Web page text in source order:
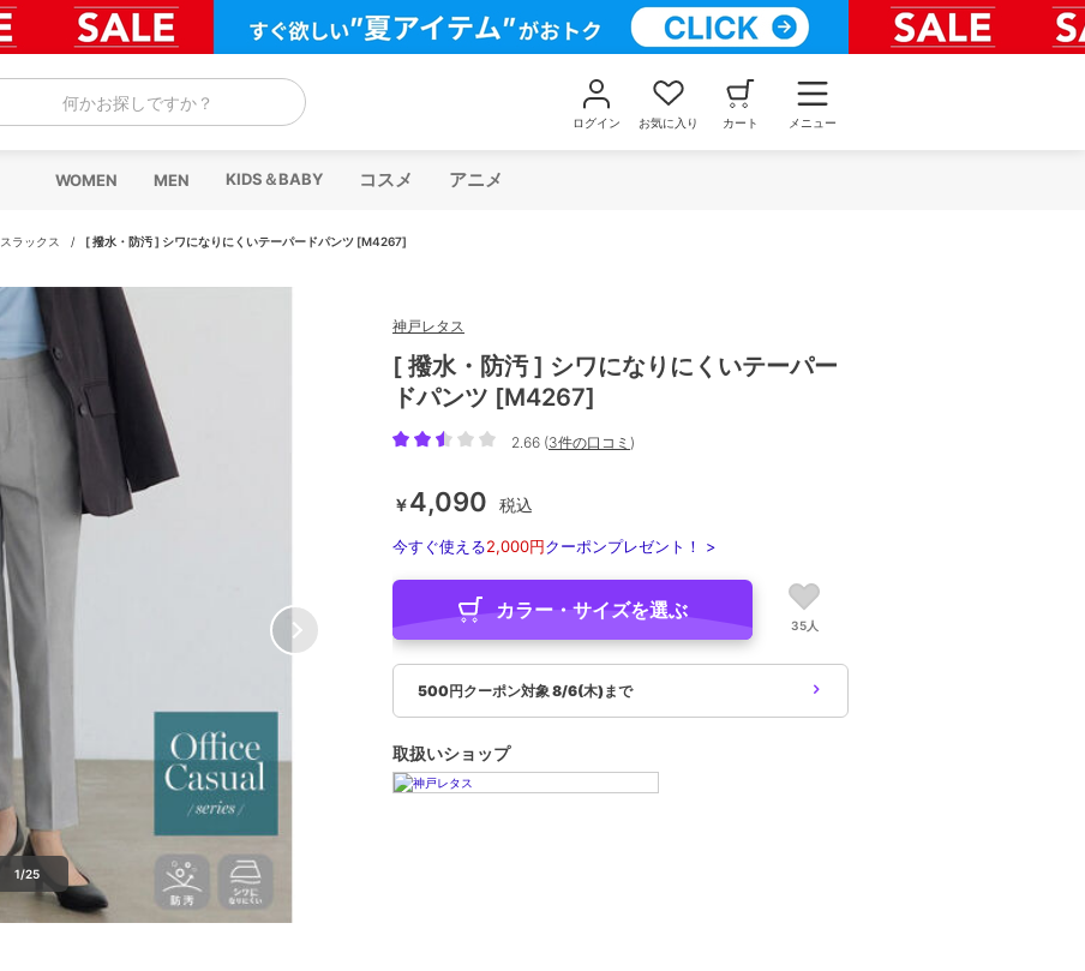
何かお探しですか？
ログイン お気に入り カート メニュー
WOMEN MEN KIDS＆BABY コスメ アニメ
スラックス / [ 撥水・防汚 ] シワになりにくいテーパードパンツ [M4267]
1/25
神戸レタス
[ 撥水・防汚 ] シワになりにくいテーパー
ドパンツ [M4267]
2.66 (3件の口コミ )
￥4,090 税込
今すぐ使える2,000円クーポンプレゼント！ >
カラー・サイズを選ぶ
35人
500円クーポン対象 8/6(木)まで
取扱いショップ